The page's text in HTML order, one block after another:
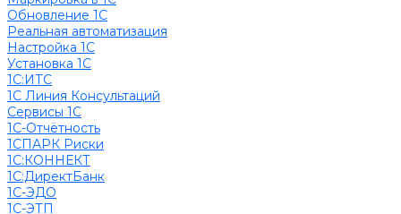
Обновление 1С
Реальная автоматизация
Настройка 1С
Установка 1С
1С:ИТС
1С Линия Консультаций
Сервисы 1С
1С-Отчётность
1СПАРК Риски
1С:КОННЕКТ
1С:ДиректБанк
1С-ЭДО
1С-ЭТП